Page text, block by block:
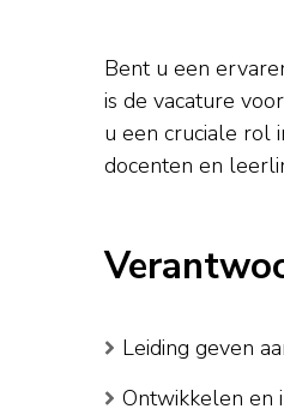
Bent u een
is de vacature
u een cruciale rol
docenten en
Leiding geven
Ontwikkelen en